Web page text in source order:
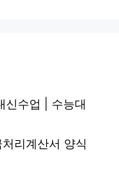
신수업 | 수능대
리계산서 양식